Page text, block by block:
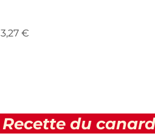
€
Recette du